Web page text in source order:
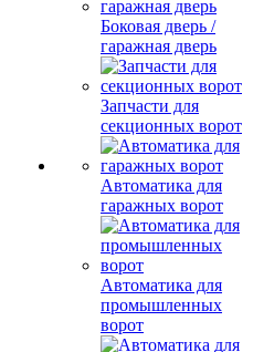
Боковая дверь /
гаражная дверь
Запчасти для
секционных ворот
Автоматика для
гаражных ворот
Автоматика для
промышленных
ворот